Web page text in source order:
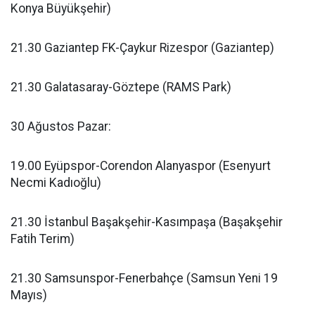
Konya Büyükşehir)
21.30 Gaziantep FK-Çaykur Rizespor (Gaziantep)
21.30 Galatasaray-Göztepe (RAMS Park)
30 Ağustos Pazar:
19.00 Eyüpspor-Corendon Alanyaspor (Esenyurt
Necmi Kadıoğlu)
21.30 İstanbul Başakşehir-Kasımpaşa (Başakşehir
Fatih Terim)
21.30 Samsunspor-Fenerbahçe (Samsun Yeni 19
Mayıs)